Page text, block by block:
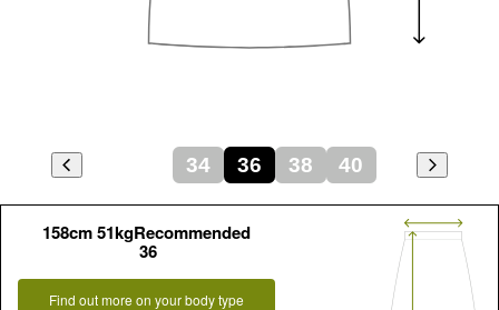
34 36 38 40
158cm 51kgRecommended
36
Find out more on your body type